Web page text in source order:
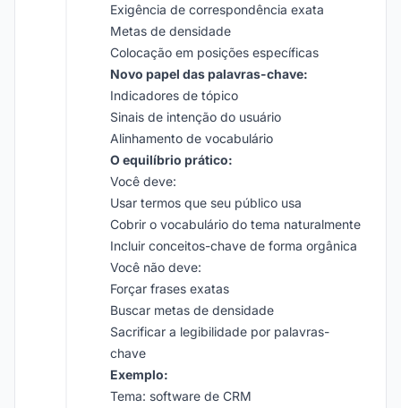
Exigência de correspondência exata
Metas de densidade
Colocação em posições específicas
Novo papel das palavras-chave:
Indicadores de tópico
Sinais de intenção do usuário
Alinhamento de vocabulário
O equilíbrio prático:
Você deve:
Usar termos que seu público usa
Cobrir o vocabulário do tema naturalmente
Incluir conceitos-chave de forma orgânica
Você não deve:
Forçar frases exatas
Buscar metas de densidade
Sacrificar a legibilidade por palavras-
chave
Exemplo:
Tema: software de CRM